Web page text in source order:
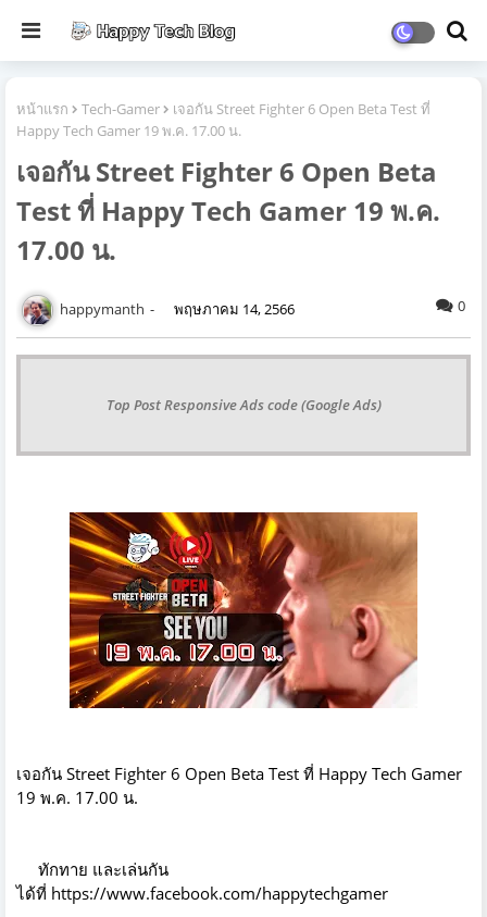
หน้าแรก Tech-Gamer
เจอกัน Street Fighter 6 Open Beta Test ที่
Happy Tech Gamer 19 พ.ค. 17.00 น.
เจอกัน Street Fighter 6 Open Beta
Test ที่ Happy Tech Gamer 19 พ.ค.
17.00 น.
happymanth พฤษภาคม 14, 2566 0
Top Post Responsive Ads code (Google Ads)
เจอกัน Street Fighter 6 Open Beta Test ที่ Happy Tech Gamer
19 พ.ค. 17.00 น.
ทักทาย และเล่นกัน
ได้ที่ https://www.facebook.com/happytechgamer